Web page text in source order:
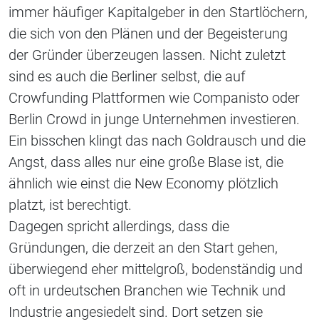
immer häufiger Kapitalgeber in den Startlöchern,
die sich von den Plänen und der Begeisterung
der Gründer überzeugen lassen. Nicht zuletzt
sind es auch die Berliner selbst, die auf
Crowfunding Plattformen wie Companisto oder
Berlin Crowd in junge Unternehmen investieren.
Ein bisschen klingt das nach Goldrausch und die
Angst, dass alles nur eine große Blase ist, die
ähnlich wie einst die New Economy plötzlich
platzt, ist berechtigt.
Dagegen spricht allerdings, dass die
Gründungen, die derzeit an den Start gehen,
überwiegend eher mittelgroß, bodenständig und
oft in urdeutschen Branchen wie Technik und
Industrie angesiedelt sind. Dort setzen sie